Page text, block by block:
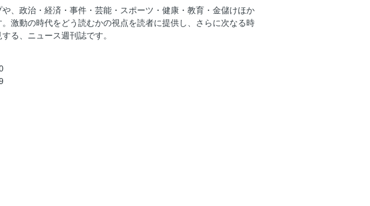
劇はまた繰り返される 習近平が暴走させる中国「反日無罪」
危険な思想が生んだ事件だ」●橋爪大三郎
らせてはいけない」●垂秀夫前駐中国大使
ブズブ」候補者36人名簿 上脇博之（神戸学院大学教授）と鈴木
、政治・経済・事件・芸能・スポーツ・健康・教育・金儲けほか
激動の時代をどう読むかの視点を読者に提供し、さらに次なる時
る、ニュース週刊誌です。